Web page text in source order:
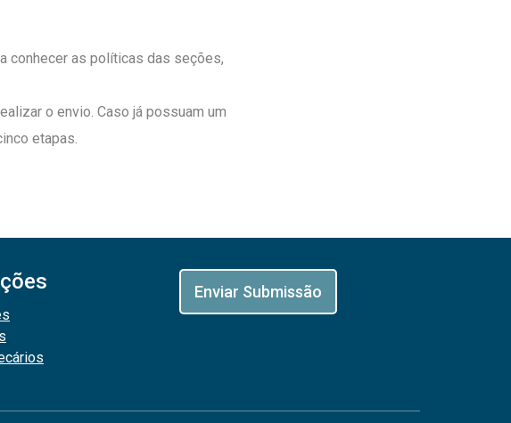
conhecer as políticas das seções,
o envio. Caso já possuam um
etapas.
Enviar Submissão